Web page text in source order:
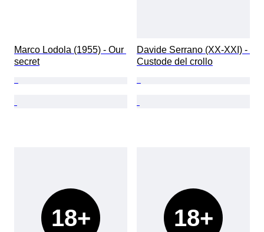
Marco Lodola (1955) - Our
secret
Davide Serrano (XX-XXI) -
Custode del crollo
18+ 18+